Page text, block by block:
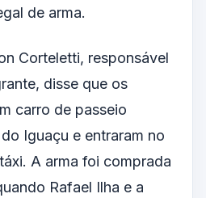
de arma.
Corteletti, responsável
disse que os
carro de passeio
Iguaçu e entraram no
A arma foi comprada
Rafael Ilha e a